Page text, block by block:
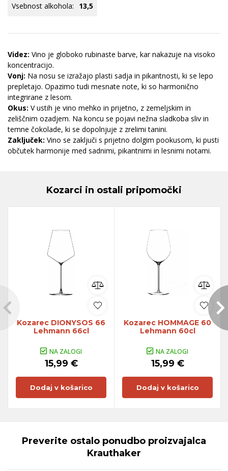
Vsebnost alkohola: 13,5
Videz: Vino je globoko rubinaste barve, kar nakazuje na visoko
koncentracijo.
Vonj: Na nosu se izražajo plasti sadja in pikantnosti, ki se lepo
prepletajo. Opazimo tudi mesnate note, ki so harmonično
integrirane z lesom.
Okus: V ustih je vino mehko in prijetno, z zemeljskim in
zeliščnim ozadjem. Na koncu se pojavi nežna sladkoba sliv in
temne čokolade, ki se dopolnjuje z zrelimi tanini.
Zaključek: Vino se zaključi s prijetno dolgim pookusom, ki pusti
občutek harmonije med sadnimi, pikantnimi in lesnimi notami.
Kozarci in ostali pripomočki
Kozarec DIONYSOS 66
Lehmann 66cl
NA ZALOGI
15,99 €
Dodaj v košarico
Kozarec HOMMAGE 60
Lehmann 60cl
NA ZALOGI
15,99 €
Dodaj v košarico
Preverite ostalo ponudbo proizvajalca
Krauthaker